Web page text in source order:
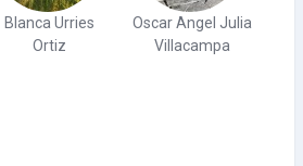
Blanca Urries
Ortiz
Oscar Angel Julia
Villacampa